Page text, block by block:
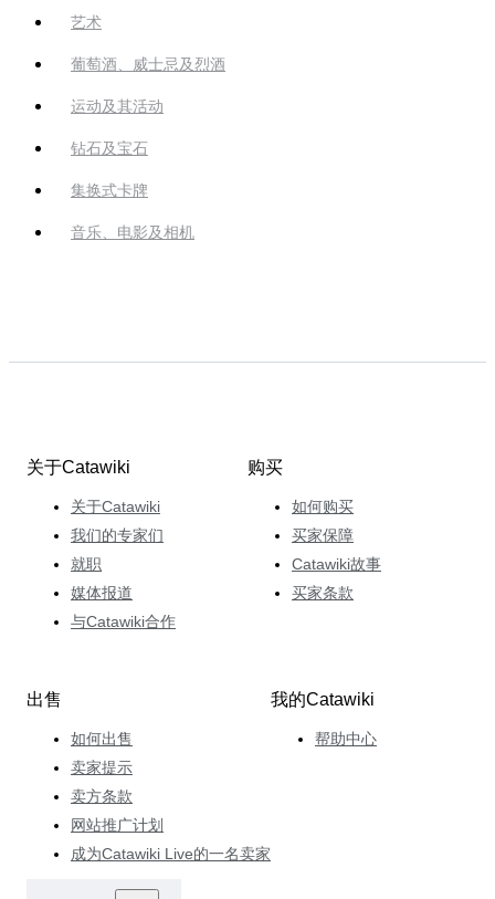
艺术
葡萄酒、威士忌及烈酒
运动及其活动
钻石及宝石
集换式卡牌
音乐、电影及相机
关于Catawiki
关于Catawiki
我们的专家们
就职
媒体报道
与Catawiki合作
购买
如何购买
买家保障
Catawiki故事
买家条款
出售
如何出售
卖家提示
卖方条款
网站推广计划
成为Catawiki Live的一名卖家
我的Catawiki
帮助中心